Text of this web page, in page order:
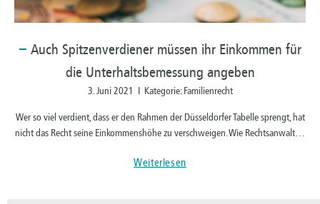
Auch Spitzenverdiener müssen ihr Einkommen für
die Unterhaltsbemessung angeben
3. Juni 2021 I Kategorie: Familienrecht
Wer so viel verdient, dass er den Rahmen der Düsseldorfer Tabelle sprengt, hat
nicht das Recht seine Einkommenshöhe zu verschweigen. Wie Rechtsanwalt…
Weiterlesen